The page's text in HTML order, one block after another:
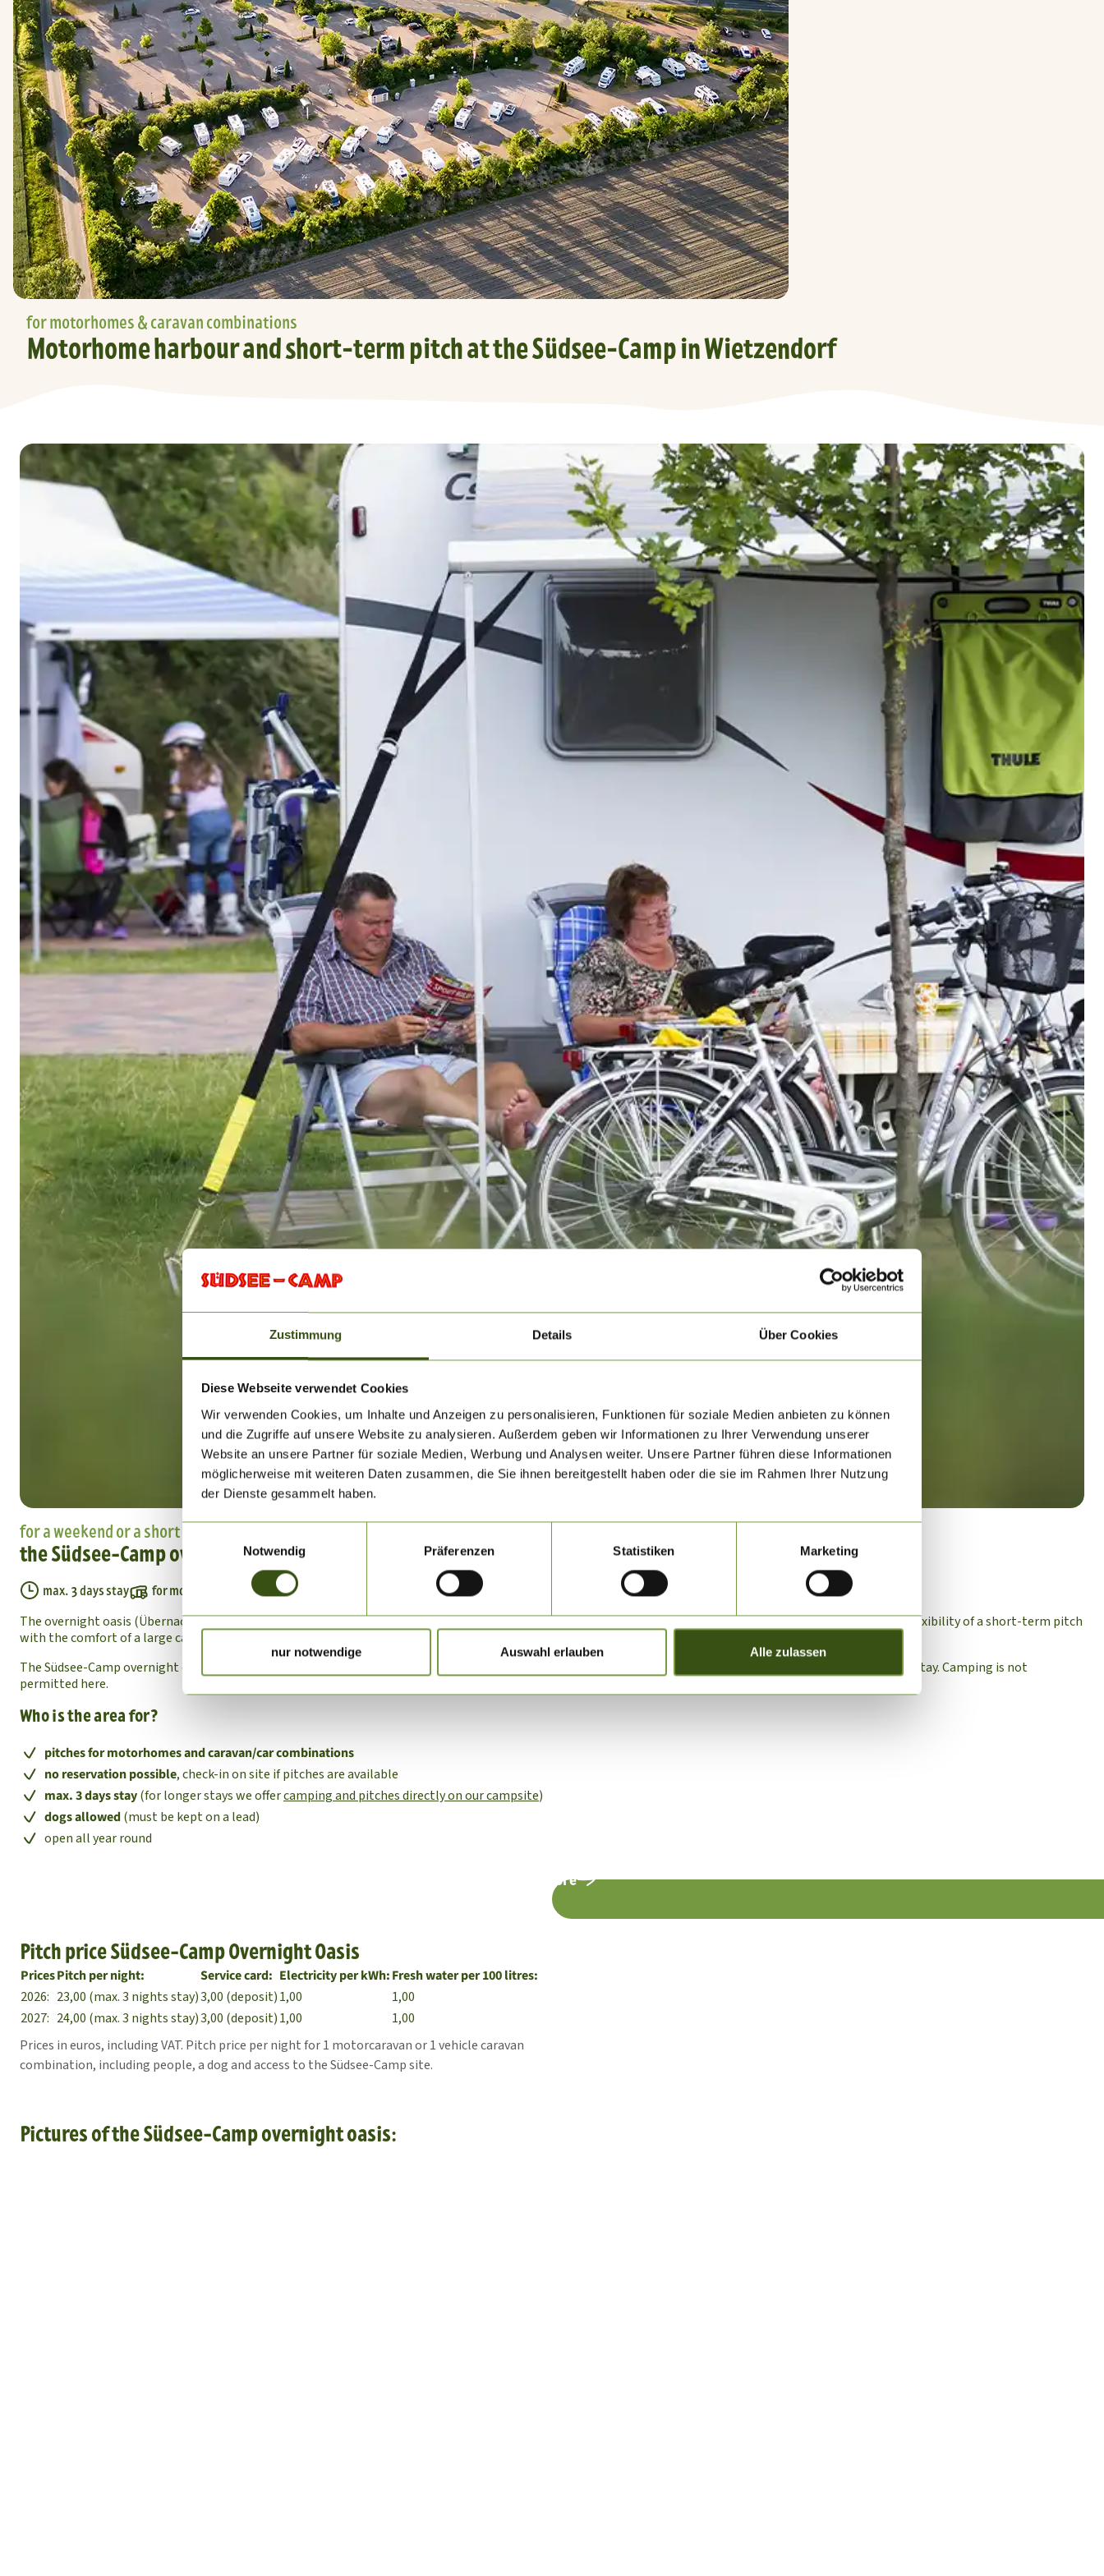
Zustimmung Details Über Cookies
Diese Webseite verwendet Cookies
Wir verwenden Cookies, um Inhalte und Anzeigen zu personalisieren, Funktionen für soziale Medien anbieten zu können
und die Zugriffe auf unsere Website zu analysieren. Außerdem geben wir Informationen zu Ihrer Verwendung unserer
Website an unsere Partner für soziale Medien, Werbung und Analysen weiter. Unsere Partner führen diese Informationen
möglicherweise mit weiteren Daten zusammen, die Sie ihnen bereitgestellt haben oder die sie im Rahmen Ihrer Nutzung
der Dienste gesammelt haben.
Notwendig
Präferenzen Statistiken Marketing
nur notwendige Auswahl erlauben Alle zulassen
for motorhomes & caravan combinations
Motorhome harbour and short-term pitch at the Südsee-Camp in Wietzendorf
for a weekend or a short stopover
the Südsee-Camp overnight oasis
max. 3 days stay for motorhomes for caravan combinations
The overnight oasis (Übernachtungsoase) directly opposite our Südsee-Camp campsite is ideal for motorhome and caravan owners who want to combine the flexibility of a short-term pitch
with the comfort of a large campsite.
The Südsee-Camp overnight oasis is not just a motorhome harbour, but is also a place where caravan car combinations can check in for the maximum length of stay. Camping is not
permitted here.
Who is the area for?
pitches for motorhomes and caravan/car combinations
no reservation possible, check-in on site if pitches are available
max. 3 days stay(for longer stays we offercamping and pitches directly on our campsite)
dogs allowed(must be kept on a lead)
open all year round
learn more
Pitch price Südsee-Camp Overnight Oasis
Prices in euros, including VAT. Pitch price per night for 1 motorcaravan or 1 vehicle caravan
combination, including people, a dog and access to the Südsee-Camp site.
PricesPitch per night: Service card: Electricity per kWh:Fresh water per 100 litres:
2026: 23,00 (max. 3 nights stay)3,00 (deposit)1,00
1,00
2027: 24,00 (max. 3 nights stay)3,00 (deposit)1,00 1,00
Pictures of the Südsee-Camp overnight oasis: